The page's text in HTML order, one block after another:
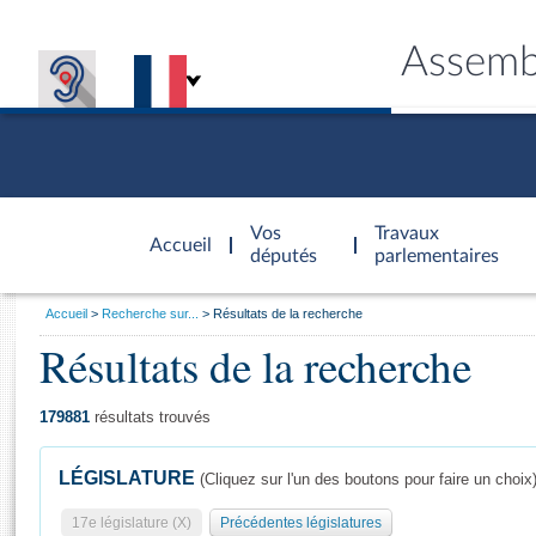
Accueil
d'accueil
Vos
députés
Travaux
parlementaires
Général
Vous
Accueil Recherche sur... Résultats de la recherche
Résultats de la recherche
179881 résultats trouvés
LÉGISLATURE (Cliquez sur l'un des boutons pour faire un choix)
17e législature (X) Précédentes législatures